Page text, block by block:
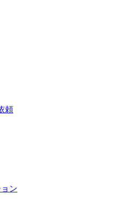
頼
ン